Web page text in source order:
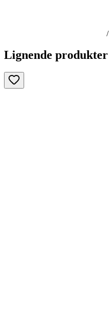
/
Lignende produkter